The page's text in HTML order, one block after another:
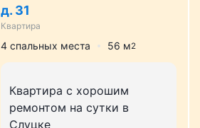
д. 31
Квартира
4 спальных места 56 м2
Квартира с хорошим
ремонтом на сутки в
Слуцке